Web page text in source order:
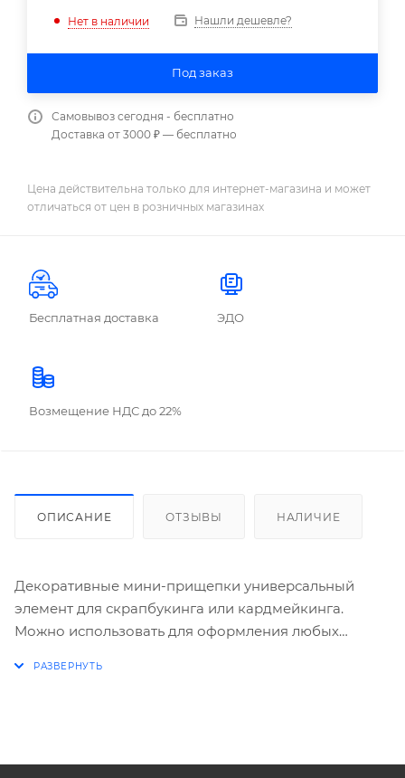
Нет в наличии Нашли дешевле?
Под заказ
Самовывоз сегодня - бесплатно
Доставка от 3000 ₽ — бесплатно
Цена действительна только для интернет-магазина и может
отличаться от цен в розничных магазинах
Бесплатная доставка ЭДО
Возмещение НДС до 22%
ОПИСАНИЕ ОТЗЫВЫ НАЛИЧИЕ
Декоративные мини-прищепки универсальный
элемент для скрапбукинга или кардмейкинга.
Можно использовать для оформления любых
Материал: дерево, мешковина.